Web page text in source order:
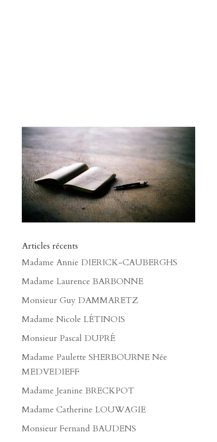
Articles récents
Madame Annie DIERICK-CAUBERGHS
Madame Laurence BARBONNE
Monsieur Guy DAMMARETZ
Madame Nicole LÉTINOIS
Monsieur Pascal DUPRÉ
Madame Paulette SHERBOURNE Née
MEDVEDIEFF
Madame Jeanine BRECKPOT
Madame Catherine LOUWAGIE
Monsieur Fernand BAUDENS